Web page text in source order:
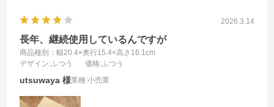
2026.3.14
長年、継続使用しているんですが
商品種別：幅20.4×奥行15.4×高さ16.1cm
デザイン:ふつう 価格:ふつう
utsuwaya 業種:小売業